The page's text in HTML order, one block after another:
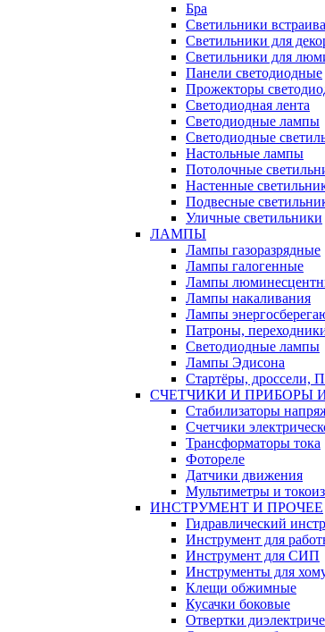
Бра
Светильники
Светильники для
Светильники для
Панели светодиодные
Прожекторы
Светодиодная лента
Светодиодные лампы
Светодиодные
Настольные лампы
Потолочные
Настенные
Подвесные
Уличные светильники
ЛАМПЫ
Лампы газоразрядные
Лампы галогенные
Лампы
Лампы накаливания
Лампы
Патроны,
Светодиодные лампы
Лампы Эдисона
Стартёры, дроссели,
СЧЕТЧИКИ И ПРИБОРЫ
Стабилизаторы
Счетчики
Трансформаторы тока
Фотореле
Датчики движения
Мультиметры и
ИНСТРУМЕНТ И ПРОЧЕЕ
Гидравлический
Инструмент для
Инструмент для СИП
Инструменты для
Клещи обжимные
Кусачки боковые
Отвертки